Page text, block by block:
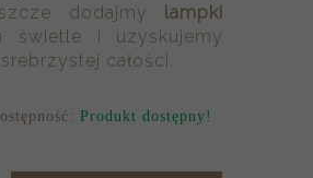
dodajmy lampki
świetle i uzyskujemy
całości.
Produkt dostępny!